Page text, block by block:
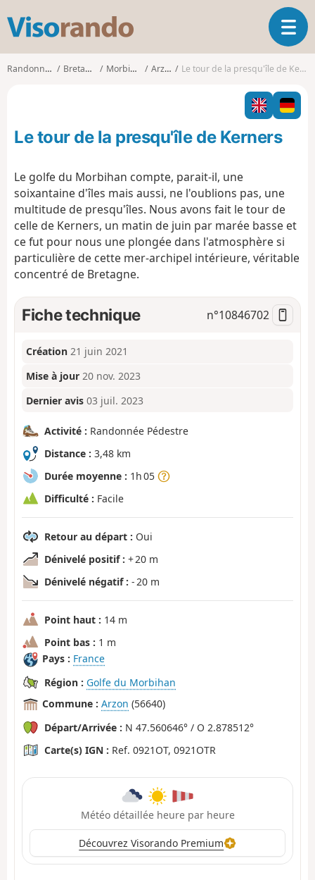
s
o
O
u
v
i
r
l
a
i
Randonnées Bretagne Morbihan Arzon Le tour de la presqu'île de Kerners
Le tour de la presqu'île de Kerners
Le golfe du Morbihan compte, parait-il, une
soixantaine d'îles mais aussi, ne l'oublions pas, une
multitude de presqu'îles. Nous avons fait le tour de
celle de Kerners, un matin de juin par marée basse et
ce fut pour nous une plongée dans l'atmosphère si
particulière de cette mer-archipel intérieure, véritable
concentré de Bretagne.
Fiche technique n°10846702
Création 21 juin 2021
Mise à jour 20 nov. 2023
Dernier avis 03 juil. 2023
Activité : Randonnée Pédestre
Distance : 3,48 km
Durée moyenne : 1h 05
Difficulté : Facile
Retour au départ : Oui
Dénivelé positif : + 20 m
Dénivelé négatif : - 20 m
Point haut : 14 m
Point bas : 1 m
Pays : France
Région : Golfe du Morbihan
Commune : Arzon (56640)
Départ/Arrivée : N 47.560646° / O 2.878512°
Carte(s) IGN : Ref. 0921OT, 0921OTR
Météo détaillée heure par heure
Découvrez Visorando Premium